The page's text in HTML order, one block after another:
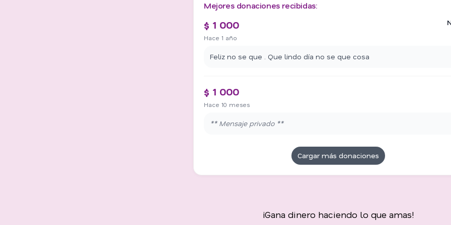
Mejores donaciones recibidas:
$ 1 000
Hace 1 año
Feliz no se que . Que lindo día no se que cosa
$ 1 000
Hace 10 meses
** Mensaje privado **
Cargar más donaciones
¡Gana dinero haciendo lo que amas!